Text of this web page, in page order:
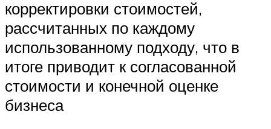
корректировки стоимостей,
рассчитанных по каждому
использованному подходу, что в
итоге приводит к согласованной
стоимости и конечной оценке
бизнеса